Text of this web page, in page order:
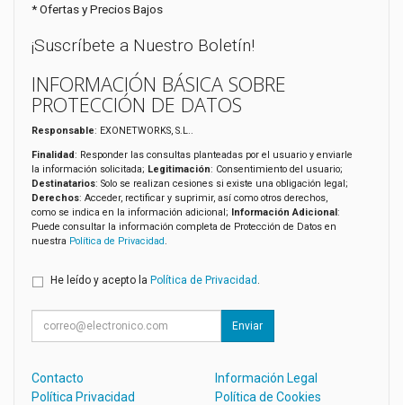
* Ofertas y Precios Bajos
¡Suscríbete a Nuestro Boletín!
INFORMACIÓN BÁSICA SOBRE
PROTECCIÓN DE DATOS
Responsable: EXONETWORKS, S.L..
Finalidad: Responder las consultas planteadas por el usuario y enviarle
la información solicitada; Legitimación: Consentimiento del usuario;
Destinatarios: Solo se realizan cesiones si existe una obligación legal;
Derechos: Acceder, rectificar y suprimir, así como otros derechos,
como se indica en la información adicional; Información Adicional:
Puede consultar la información completa de Protección de Datos en
nuestra Política de Privacidad
He leído y acepto la Política de Privacidad .
Enviar
Contacto
Información Legal
Política Privacidad
Política de Cookies